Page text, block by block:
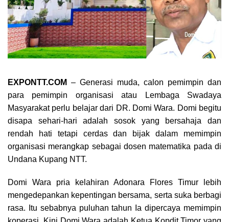
EXPONTT.COM – Generasi muda, calon pemimpin dan
para pemimpin organisasi atau Lembaga Swadaya
Masyarakat perlu belajar dari DR. Domi Wara. Domi begitu
disapa sehari-hari adalah sosok yang bersahaja dan
rendah hati tetapi cerdas dan bijak dalam memimpin
organisasi merangkap sebagai dosen matematika pada di
Undana Kupang NTT.
Domi Wara pria kelahiran Adonara Flores Timur lebih
mengedepankan kepentingan bersama, serta suka berbagi
rasa. Itu sebabnya puluhan tahun Ia dipercaya memimpin